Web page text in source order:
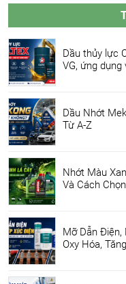
Dầu thủy lực
VG, ứng
Dầu Nhớt
Từ A-Z
Nhớt Màu
Và Cách
Mỡ Dẫn Điện,
Oxy Hóa,